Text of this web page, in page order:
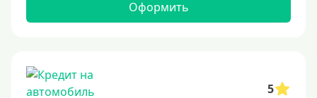
Оформить
5